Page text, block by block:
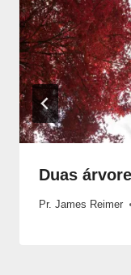
Duas
Pr. James Reimer